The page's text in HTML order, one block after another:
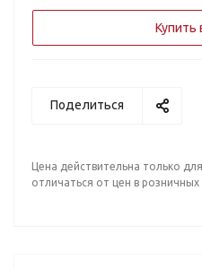
Купить
Поделиться
Цена действительна только
отличаться от цен в розничных